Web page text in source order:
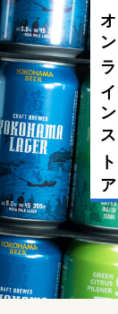
オンラインストア